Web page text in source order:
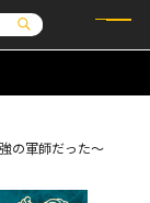
ル
ス
の軍師だった～